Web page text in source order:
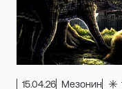
15.04.26 Мезонин